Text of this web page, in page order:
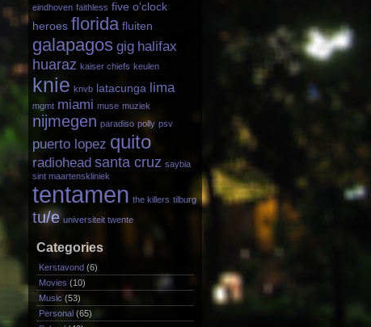
eindhoven faithless five o'clock
heroes florida fluiten
galapagos gig halifax
huaraz kaiser chiefs keulen
knie knvb latacunga lima
mgmt miami muse muziek
nijmegen paradiso polly psv
puerto lopez quito
radiohead santa cruz saybia
sint maartenskliniek
tentamen the killers tilburg
tu/e universiteit twente
Categories
Kerstavond(6)
Movies (10)
Music (53)
Personal(65)